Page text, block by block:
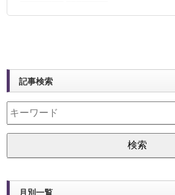
記事検索
月別一覧